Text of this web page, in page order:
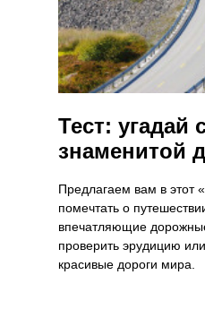
Тест: угадай
знаменитой
Предлагаем вам в этот
помечтать о
впечатляющие
проверить эрудицию
красивые дороги мира.